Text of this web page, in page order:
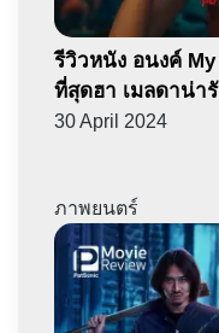
รีวิวหนัง อนงค์
ที่สุดฮา เมลดาน่า
30 April 2024
ภาพยนตร์